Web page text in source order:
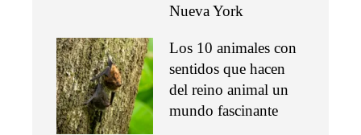
Nueva York
Los 10 animales con
sentidos que hacen
del reino animal un
mundo fascinante